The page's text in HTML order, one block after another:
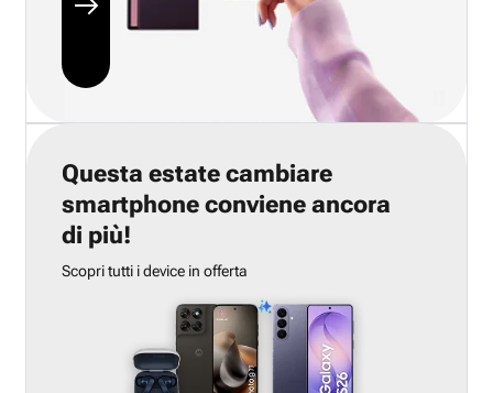
Questa estate cambiare
smartphone conviene ancora
di più!
Scopri tutti i device in offerta